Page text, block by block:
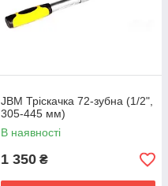
JBM Тріскачка 72-зубна (1/2",
305-445 мм)
В наявності
1 350 ₴